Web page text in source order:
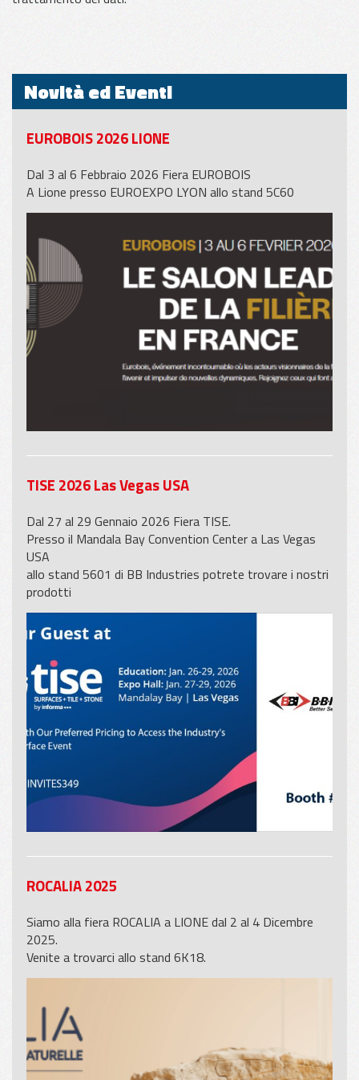
Novità ed Eventi
EUROBOIS 2026 LIONE
Dal 3 al 6 Febbraio 2026 Fiera EUROBOIS
A Lione presso EUROEXPO LYON allo stand 5C60
TISE 2026 Las Vegas USA
Dal 27 al 29 Gennaio 2026 Fiera TISE.
Presso il Mandala Bay Convention Center a Las Vegas
USA
allo stand 5601 di BB Industries potrete trovare i nostri
prodotti
ROCALIA 2025
Siamo alla fiera ROCALIA a LIONE dal 2 al 4 Dicembre
2025.
Venite a trovarci allo stand 6K18.